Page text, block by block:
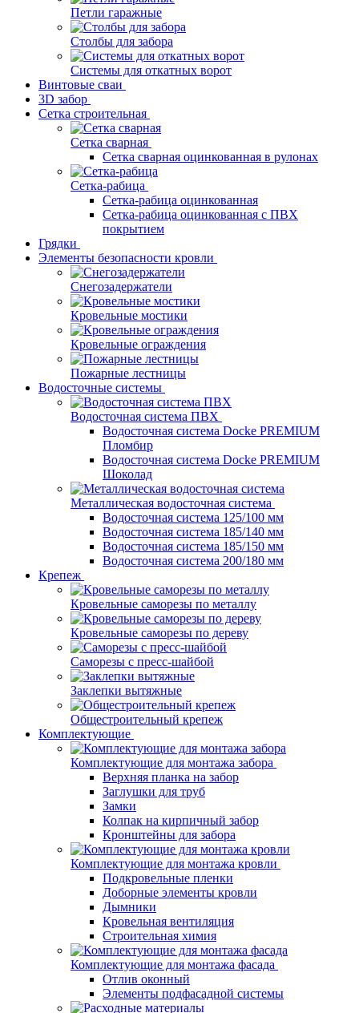
Петли гаражные
Столбы для забора
Системы для откатных ворот
Винтовые сваи
3D забор
Сетка строительная
Сетка сварная
Сетка сварная оцинкованная в рулонах
Сетка-рабица
Сетка-рабица оцинкованная
Сетка-рабица оцинкованная с ПВХ
покрытием
Грядки
Элементы безопасности кровли
Снегозадержатели
Кровельные мостики
Кровельные ограждения
Пожарные лестницы
Водосточные системы
Водосточная система ПВХ
Водосточная система Docke PREMIUM
Пломбир
Водосточная система Docke PREMIUM
Шоколад
Металлическая водосточная система
Водосточная система 125/100 мм
Водосточная система 185/140 мм
Водосточная система 185/150 мм
Водосточная система 200/180 мм
Крепеж
Кровельные саморезы по металлу
Кровельные саморезы по дереву
Саморезы с пресс-шайбой
Заклепки вытяжные
Общестроительный крепеж
Комплектующие
Комплектующие для монтажа забора
Верхняя планка на забор
Заглушки для труб
Замки
Колпак на кирпичный забор
Кронштейны для забора
Комплектующие для монтажа кровли
Подкровельные пленки
Доборные элементы кровли
Дымники
Кровельная вентиляция
Строительная химия
Комплектующие для монтажа фасада
Отлив оконный
Элементы подфасадной системы